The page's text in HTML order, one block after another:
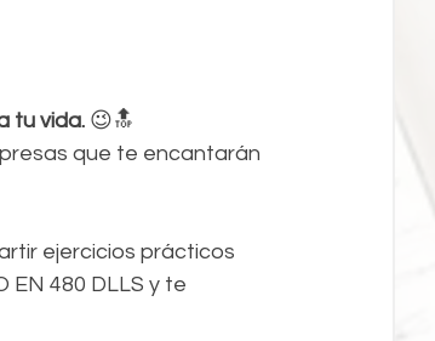
tu vida. 😉🔝
que te encantarán
ejercicios prácticos
EN 480 DLLS y te